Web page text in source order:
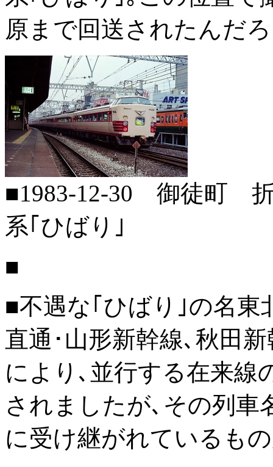
原まで回送されたんだ
■1983-12-30 御徒町 折
系｢ひばり｣
■
■不遇な｢ひばり｣の名東
直通･山形新幹線､秋田
により､並行する在来線
されましたが､その列車
に受け継がれているも